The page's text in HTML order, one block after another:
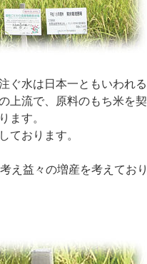
ぐ水は日本一ともいわれる
上流で、原料のもち米を契
ます。
ております。
え益々の増産を考えており